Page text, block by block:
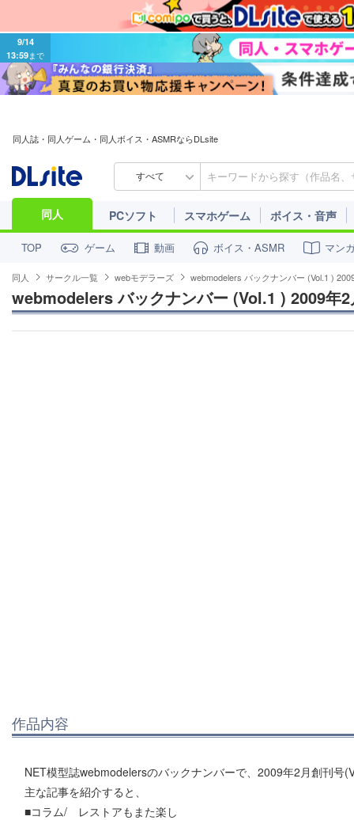
9/14
13:59まで
同人誌・同人ゲーム・同人ボイス・ASMRならDLsite
すべて
同人 PCソフト スマホゲーム ボイス・音声
TOP ゲーム 動画 ボイス・ASMR マン
同人 サークル一覧 webモデラーズ webmodelers バックナンバー (Vol.1 )
webmodelers バックナンバー (Vol.1 ) 2009年2
作品内容
NET模型誌webmodelersのバックナンバーで、2009年2月創刊号
主な記事を紹介すると、
■コラム/ レストアもまた楽し